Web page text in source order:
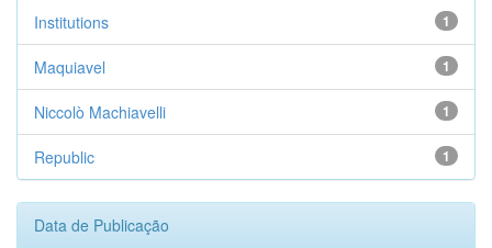
1
Institutions
1
Maquiavel
1
Niccolò Machiavelli
1
Republic
Data de Publicação